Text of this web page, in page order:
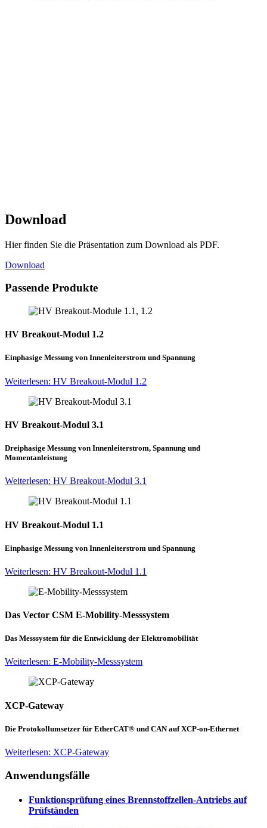
Download
Hier finden Sie die Präsentation zum Download als PDF.
Download
Passende Produkte
HV Breakout-Modul 1.2
Einphasige Messung von Innenleiterstrom und Spannung
Weiterlesen: HV Breakout-Modul 1.2
HV Breakout-Modul 3.1
Dreiphasige Messung von Innenleiterstrom, Spannung und
Momentanleistung
Weiterlesen: HV Breakout-Modul 3.1
HV Breakout-Modul 1.1
Einphasige Messung von Innenleiterstrom und Spannung
Weiterlesen: HV Breakout-Modul 1.1
Das Vector CSM E-Mobility-Messsystem
Das Messsystem für die Entwicklung der Elektromobilität
Weiterlesen: E-Mobility-Messsystem
XCP-Gateway
Die Protokollumsetzer für EtherCAT® und CAN auf XCP-on-Ethernet
Weiterlesen: XCP-Gateway
Anwendungsfälle
Funktionsprüfung eines Brennstoffzellen-Antriebs auf
Prüfständen